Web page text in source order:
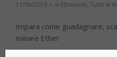
17/06/2019 / in Ethereum,Tutte le
Impara come guadagnare,
minare Ether